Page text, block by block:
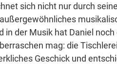
sich nicht nur durch
in der Musik hat Daniel
mag: die
Geschick und